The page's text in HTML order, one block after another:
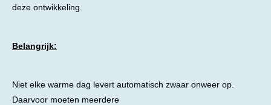
deze ontwikkeling.
Belangrijk:
Niet elke warme dag levert automatisch zwaar onweer op.
Daarvoor moeten meerdere